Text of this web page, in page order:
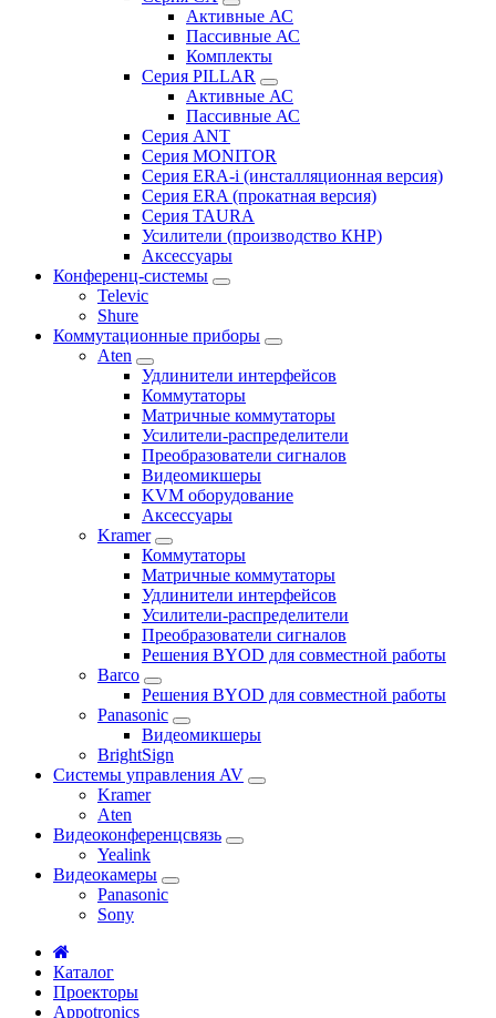
Активные АС
Пассивные АС
Комплекты
Серия PILLAR
Активные АС
Пассивные АС
Серия ANT
Серия MONITOR
Серия ERA-i (инсталляционная версия)
Серия ERA (прокатная версия)
Серия TAURA
Усилители (производство КНР)
Аксессуары
Конференц-системы
Televic
Shure
Коммутационные приборы
Aten
Удлинители интерфейсов
Коммутаторы
Матричные коммутаторы
Усилители-распределители
Преобразователи сигналов
Видеомикшеры
KVM оборудование
Аксессуары
Kramer
Коммутаторы
Матричные коммутаторы
Удлинители интерфейсов
Усилители-распределители
Преобразователи сигналов
Решения BYOD для совместной работы
Barco
Решения BYOD для совместной работы
Panasonic
Видеомикшеры
BrightSign
Системы управления AV
Kramer
Aten
Видеоконференцсвязь
Yealink
Видеокамеры
Panasonic
Sony
Каталог
Проекторы
Appotronics